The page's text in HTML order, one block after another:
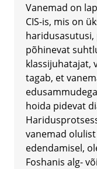
Vanemad on
CIS-is, mis on
haridusasutusi,
põhinevat
klassijuhatajat,
tagab, et
hoida pidevat
vanemad
edendamisel,
Foshanis alg-